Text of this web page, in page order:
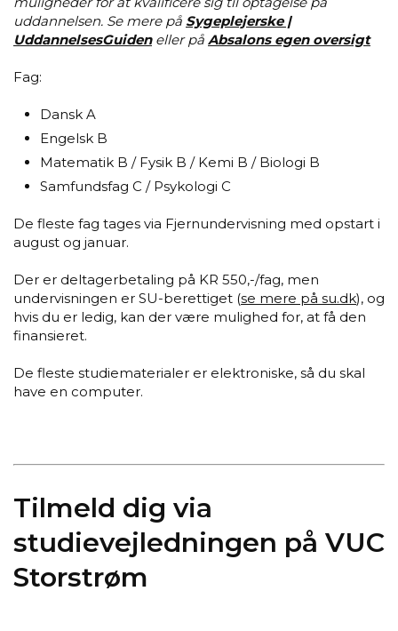
uddannelsen. Se mere på Sygeplejerske |
UddannelsesGuiden eller på Absalons egen oversigt
Fag:
Dansk A
Engelsk B
Matematik B / Fysik B / Kemi B / Biologi B
Samfundsfag C / Psykologi C
De fleste fag tages via Fjernundervisning med opstart i
august og januar.
Der er deltagerbetaling på KR 550,-/fag, men
undervisningen er SU-berettiget (se mere på su.dk), og
hvis du er ledig, kan der være mulighed for, at få den
finansieret.
De fleste studiematerialer er elektroniske, så du skal
have en computer.
Tilmeld dig via
studievejledningen på VUC
Storstrøm